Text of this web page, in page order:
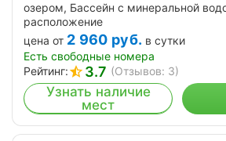
озером, Бассейн с минеральной
расположение
цена от 2 960 руб. в сутки
Есть свободные номера
Рейтинг:
3.7 (Отзывов: 3)
Узнать наличие
мест